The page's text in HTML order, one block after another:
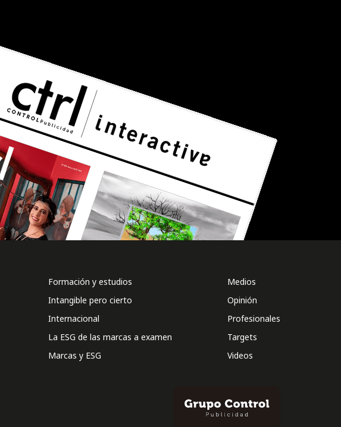
Formación y estudios
Intangible pero cierto
Internacional
La ESG de las marcas a examen
Marcas y ESG
Medios
Opinión
Profesionales
Targets
Videos